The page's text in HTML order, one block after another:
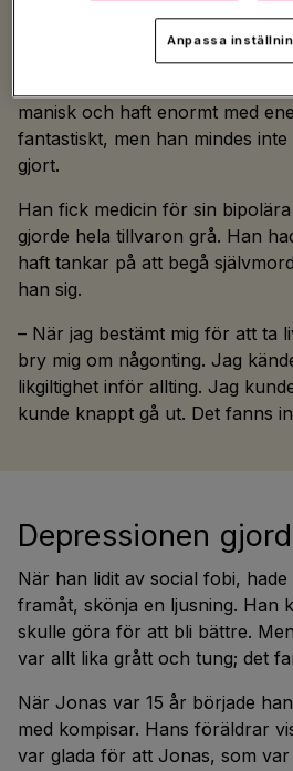
sjukdom innebär att du är
manisk och haft enormt med
fantastiskt, men han mindes
gjort.
Han fick medicin för sin
gjorde hela tillvaron grå. Han
haft tankar på att begå
han sig.
– När jag bestämt mig för att ta
bry mig om någonting. Jag
likgiltighet inför allting. Jag
kunde knappt gå ut. Det fanns
Depressionen
När han lidit av social fobi,
framåt, skönja en ljusning. Han
skulle göra för att bli bättre.
var allt lika grått och tung; det
När Jonas var 15 år började
med kompisar. Hans föräldrar
var glada för att Jonas, som
Anpassa